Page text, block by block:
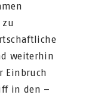
zu
weiterhin
Einbruch
in den –